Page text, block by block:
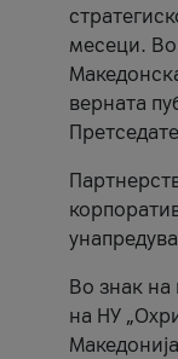
месеци. Во
верната
Во знак на
на НУ